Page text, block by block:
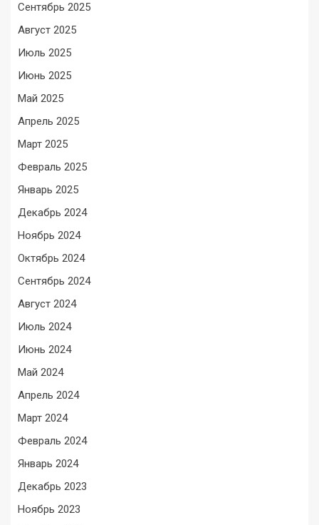
Сентябрь 2025
Август 2025
Июль 2025
Июнь 2025
Май 2025
Апрель 2025
Март 2025
Февраль 2025
Январь 2025
Декабрь 2024
Ноябрь 2024
Октябрь 2024
Сентябрь 2024
Август 2024
Июль 2024
Июнь 2024
Май 2024
Апрель 2024
Март 2024
Февраль 2024
Январь 2024
Декабрь 2023
Ноябрь 2023